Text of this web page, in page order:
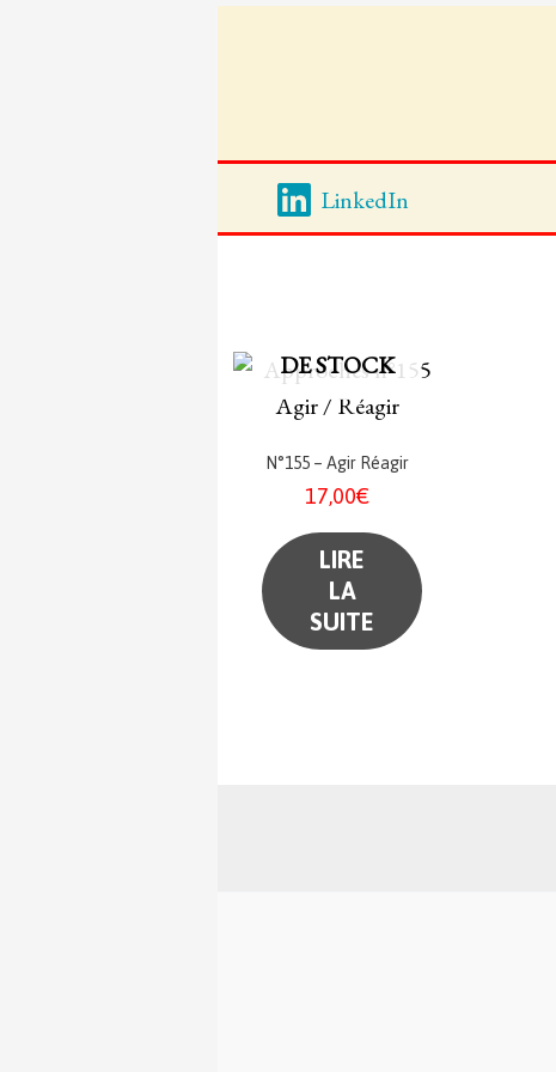
LinkedIn
DE STOCK
N°155 – Agir Réagir
17,00€
LIRE
LA
SUITE